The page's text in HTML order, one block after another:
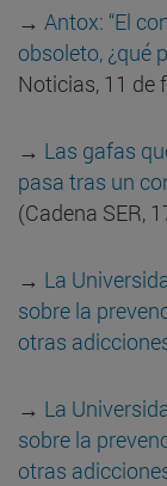
→ Antox: “El
obsoleto, ¿qué
Noticias, 11 de
→ Las gafas
pasa tras un
(Cadena SER,
→ La
sobre la
otras
→ La
sobre la
otras